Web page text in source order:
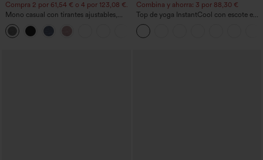
Compra 2 por 61,54 € o 4 por 123,08 €.
Mono casual con tirantes ajustables,
fruncidos, pierna ancha, tejido jaspeado
y bolsillos - Easy Peezy
Combina y ahorra: 3 por 88,30 €
Top de yoga InstantCool con escote en
U y bajo curvado - UPF50+